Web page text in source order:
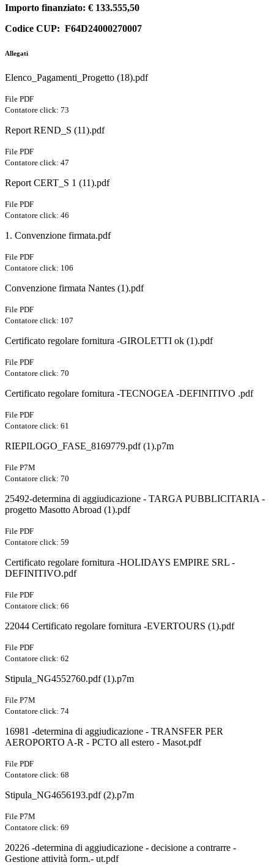
Importo finanziato: € 133.555,50
Codice CUP: F64D24000270007
Allegati
Elenco_Pagamenti_Progetto (18).pdf
File PDF
Contatore click: 73
Report REND_S (11).pdf
File PDF
Contatore click: 47
Report CERT_S 1 (11).pdf
File PDF
Contatore click: 46
1. Convenzione firmata.pdf
File PDF
Contatore click: 106
Convenzione firmata Nantes (1).pdf
File PDF
Contatore click: 107
Certificato regolare fornitura -GIROLETTI ok (1).pdf
File PDF
Contatore click: 70
Certificato regolare fornitura -TECNOGEA -DEFINITIVO .pdf
File PDF
Contatore click: 61
RIEPILOGO_FASE_8169779.pdf (1).p7m
File P7M
Contatore click: 70
25492-determina di aggiudicazione - TARGA PUBBLICITARIA -
progetto Masotto Abroad (1).pdf
File PDF
Contatore click: 59
Certificato regolare fornitura -HOLIDAYS EMPIRE SRL -
DEFINITIVO.pdf
File PDF
Contatore click: 66
22044 Certificato regolare fornitura -EVERTOURS (1).pdf
File PDF
Contatore click: 62
Stipula_NG4552760.pdf (1).p7m
File P7M
Contatore click: 74
16981 -determina di aggiudicazione - TRANSFER PER
AEROPORTO A-R - PCTO all estero - Masot.pdf
File PDF
Contatore click: 68
Stipula_NG4656193.pdf (2).p7m
File P7M
Contatore click: 69
20226 -determina di aggiudicazione - decisione a contrarre -
Gestione attività form.- ut.pdf